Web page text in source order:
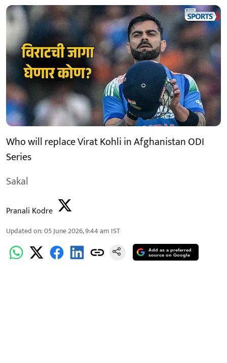
Who will replace Virat Kohli in Afghanistan ODI
Series
Sakal
Pranali Kodre
Updated on:05 June 2026, 9:44 am IST
Add as a preferred
source on Google